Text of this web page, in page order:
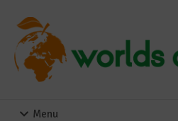
Menu